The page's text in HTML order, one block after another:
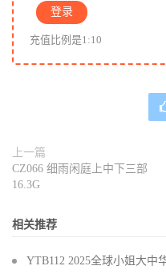
登录
充值比例是1:10
上一篇
CZ066 细雨闲庭上中下三部
16.3G
相关推荐
YTB112 2025全球小姐大中